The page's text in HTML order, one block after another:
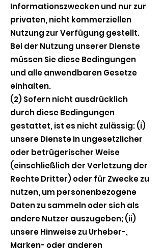
Informationszwecken und nur zur
privaten, nicht kommerziellen
Nutzung zur Verfügung gestellt.
Bei der Nutzung unserer Dienste
müssen Sie diese Bedingungen
und alle anwendbaren Gesetze
einhalten.
(2) Sofern nicht ausdrücklich
durch diese Bedingungen
gestattet, ist es nicht zulässig: (i)
unsere Dienste in ungesetzlicher
oder betrügerischer Weise
(einschließlich der Verletzung der
Rechte Dritter) oder für Zwecke zu
nutzen, um personenbezogene
Daten zu sammeln oder sich als
andere Nutzer auszugeben; (ii)
unsere Hinweise zu Urheber-,
Marken- oder anderen